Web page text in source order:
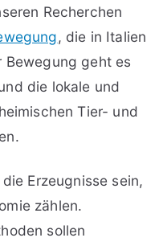
Recherchen
, die in Italien
Bewegung geht es
die lokale und
Tier- und
Erzeugnisse sein,
zählen.
sollen